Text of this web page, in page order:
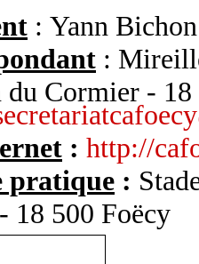
: Yann Bichon
:
du Cormier -
: http://
pratique :
18 500 Foëcy